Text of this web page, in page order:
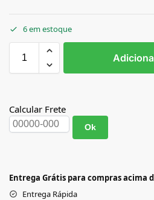
6 em estoque
Calcular Frete
Ok
Entrega Grátis para compras acima
Entrega Rápida